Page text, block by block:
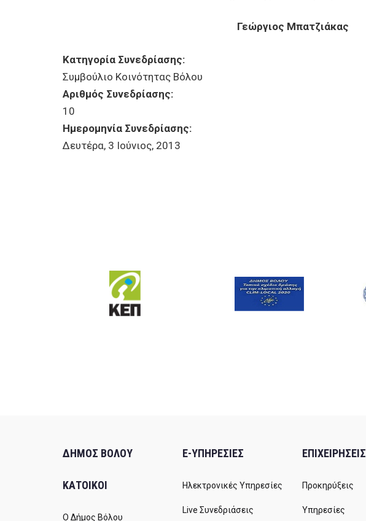
Γεώργιος Μπατζιάκας
Κατηγορία Συνεδρίασης:
Συμβούλιο Κοινότητας Βόλου
Αριθμός Συνεδρίασης:
10
Ημερομηνία Συνεδρίασης:
Δευτέρα, 3 Ιούνιος, 2013
ΔΗΜΟΣ ΒΟΛΟΥ
ΚΑΤΟΙΚΟΙ
Ο Δήμος Βόλου
E-ΥΠΗΡΕΣΙΕΣ
Ηλεκτρονικές Υπηρεσίες
Live Συνεδριάσεις
ΕΠΙΧΕΙΡΗΣΕΙΣ
Προκηρύξεις
Υπηρεσίες